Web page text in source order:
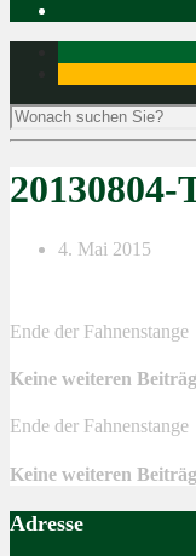
20130804-
4. Mai 2015
Ende der Fahnenstange
Keine weiteren
Ende der Fahnenstange
Keine weiteren
Adresse